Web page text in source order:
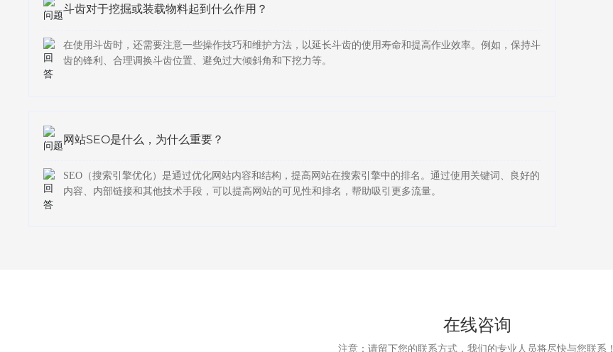
斗齿对于挖掘或装载物料起到什么作用？
在使用斗齿时，还需要注意一些操作技巧和维护方法，以延长斗齿的使用寿命和提高作业效率。例如，保持斗
齿的锋利、合理调换斗齿位置、避免过大倾斜角和下挖力等。
网站SEO是什么，为什么重要？
SEO（搜索引擎优化）是通过优化网站内容和结构，提高网站在搜索引擎中的排名。通过使用关键词、良好的
内容、内部链接和其他技术手段，可以提高网站的可见性和排名，帮助吸引更多流量。
在线咨询
注意：请留下您的联系方式，我们的专业人员将尽快与您联系！